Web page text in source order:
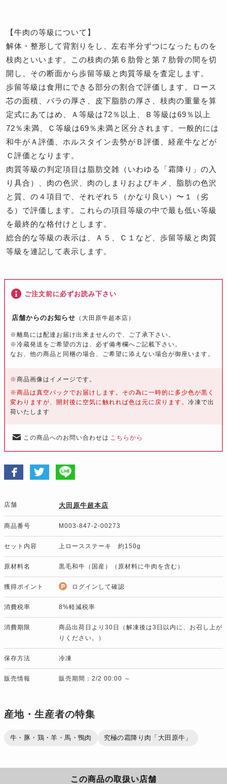
【牛肉の等級について】
解体・整形して背割りをし、左右半分ずつになったものを
枝肉といいます。この枝肉の第６肋骨と第７肋骨の間を切
開し、その断面から歩留等級と肉質等級を査定します。
歩留等級は食用にできる部分の割合で評価します。ロース
芯の面積、バラの厚さ、皮下脂肪の厚さ、枝肉の重量を算
定式にあてはめ、Ａ等級は72％以上、Ｂ等級は69％以上
72％未満、Ｃ等級は69％未満と区分されます。一般的には
和牛がＡ評価、ホルスタイン去勢がＢ評価、経産牛などが
Ｃ評価となります。
肉質等級の判定項目は脂肪交雑（いわゆる「霜降り」の入
り具合）、肉の色沢、肉のしまりおよびキメ、脂肪の色沢
と質、の４項目で、それぞれ５（かなり良い）〜１（劣
る）で評価します。これらの項目等級の中で最も低い等級
を最終的な格付けとします。
総合的な等級の表示は、Ａ５、Ｃ１など、歩留等級と肉質
等級を連記して表示します。
ご注文前に必ずお読み下さい
店舗からのお知らせ （大田原牛超本店）
※離島には配達お届け出来ませんので、ご了承下さい。
※冷蔵発送をご希望の方は、必ず備考欄へご記載下さい。
なお、他の商品と同梱の場合、ご希望に添えない場合が御座います。
※商品画像はイメージです。
※商品は真空パックでお届けします。その為に一時的に多少色が黒く
変わりますが、開封後に空気に触れれば色は元に戻ります。 冷凍で出
荷いたします
この商品へのお問い合わせは こちらから
店舗 大田原牛超本店
商品番号 M003-847-2-00273
セット内容 上ロースステーキ 約150g
原材料名 黒毛和牛（国産）（原材料に牛肉を含む）
獲得ポイント ログインして確認
消費税率 8%軽減税率
消費期限
商品出荷日より30日（解凍後は3日以内に、お召し上が
りください。）
保存方法 冷凍
販売情報 販売期間：2/2 00:00 ～
産地・生産者の特集
牛・豚・鶏・羊・馬・鴨肉 究極の霜降り肉「大田原牛」
この商品の取扱い店舗